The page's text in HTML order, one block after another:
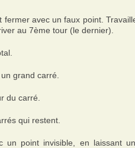
avec un faux point.
au 7ème tour (le dernier).
grand carré.
du carré.
qui restent.
un point invisible, en laissant